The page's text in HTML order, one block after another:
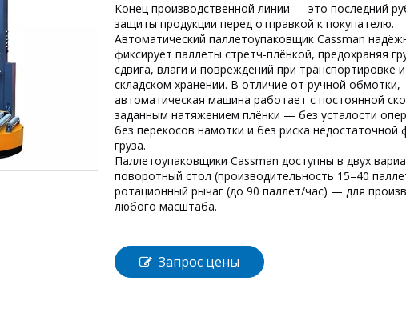
Конец производственной линии — это последний
защиты продукции перед отправкой к покупателю.
Автоматический паллетоупаковщик Cassman
фиксирует паллеты стретч-плёнкой, предохраняя
сдвига, влаги и повреждений при транспортировке и
складском хранении. В отличие от ручной обмотки,
автоматическая машина работает с постоянной
заданным натяжением плёнки — без усталости
без перекосов намотки и без риска недостаточной
груза.
Паллетоупаковщики Cassman доступны в двух
поворотный стол (производительность 15–40
ротационный рычаг (до 90 паллет/час) — для
любого масштаба.
Запрос цены